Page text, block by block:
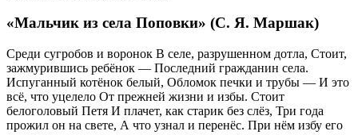
«Мальчик из села Поповки» (С. Я. Маршак)
Среди сугробов и воронок В селе, разрушенном дотла, Стоит,
зажмурившись ребёнок — Последний гражданин села.
Испуганный котёнок белый, Обломок печки и трубы — И это
всё, что уцелело От прежней жизни и избы. Стоит
белоголовый Петя И плачет, как старик без слёз, Три года
прожил он на свете, А что узнал и перенёс. При нём избу его